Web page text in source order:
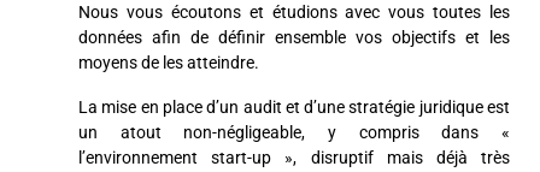
Nous vous écoutons et étudions avec vous toutes les
données afin de définir ensemble vos objectifs et les
moyens de les atteindre.
La mise en place d’un audit et d’une stratégie juridique est
un atout non-négligeable, y compris dans «
l’environnement start-up », disruptif mais déjà très